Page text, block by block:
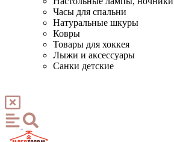
Часы для спальни
Натуральные шкуры
Ковры
Товары для хоккея
Лыжи и аксессуары
Санки детские